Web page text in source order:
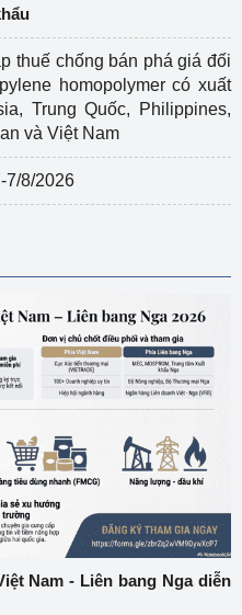
thuế chống bán phá giá đối
homopolymer có xuất
Trung Quốc, Philippines,
và Việt Nam
7/8/2026
Nam - Liên bang Nga diễn